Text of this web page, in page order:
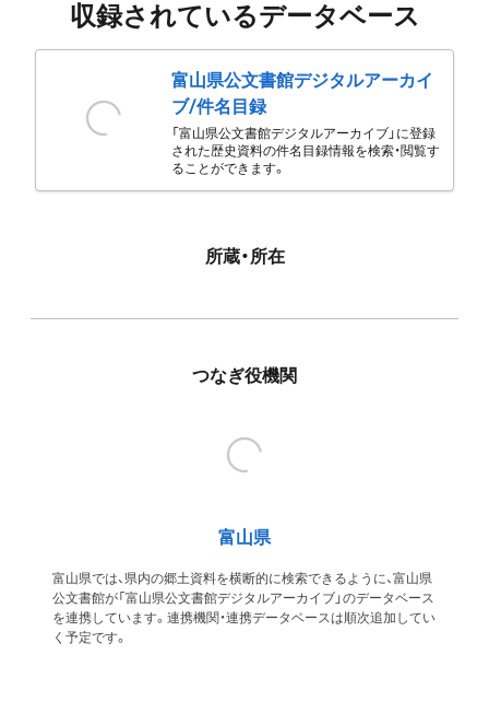
収録されているデータベース
富山県公文書館デジタルアーカイ
ブ/件名目録
「富山県公文書館デジタルアーカイブ」に登録
された歴史資料の件名目録情報を検索・閲覧す
ることができます。
所蔵・所在
つなぎ役機関
富山県
富山県では、県内の郷土資料を横断的に検索できるように、富山県
公文書館が「富山県公文書館デジタルアーカイブ」のデータベース
を連携しています。連携機関・連携データベースは順次追加してい
く予定です。